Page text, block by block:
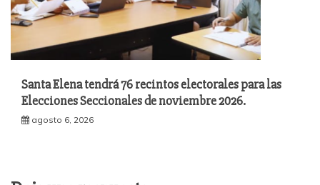
Santa Elena tendrá 76 recintos electorales para las
Elecciones Seccionales de noviembre 2026.
agosto 6, 2026